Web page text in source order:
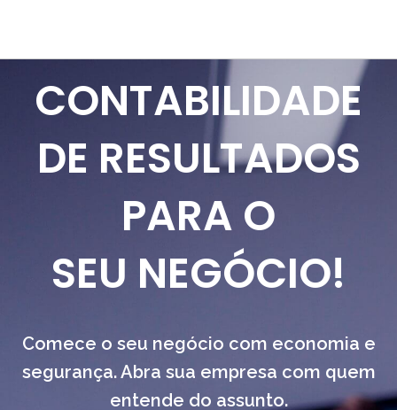
CONTABILIDADE
DE RESULTADOS
PARA O
SEU NEGÓCIO!
Comece o seu negócio com economia e
segurança. Abra sua empresa com quem
entende do assunto.